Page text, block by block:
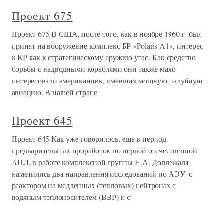
Проект 675
Проект 675 В США, после того, как в ноябре 1960 г. был
принят на вооружение комплекс БР «Polaris A1», интерес
к КР как к стратегическому оружию угас. Как средство
борьбы с надводными кораблями они также мало
интересовали американцев, имевших мощную палубную
авиацию. В нашей стране
Проект 645
Проект 645 Как уже говорилось, еще в период
предварительных проработок по первой отечественной
АПЛ, в работе комплексной группы Н.А. Доллежаля
наметились два направления исследований по АЭУ: с
реактором на медленных (тепловых) нейтронах с
водяным теплоносителем (ВВР) и с